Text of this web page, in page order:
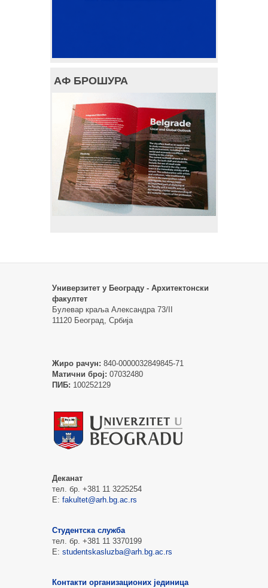
АФ БРОШУРА
Универзитет у Београду - Архитектонски
факултет
Булевар краља Александра 73/II
11120 Београд, Србија
Жиро рачун: 840-0000032849845-71
Матични број: 07032480
ПИБ: 100252129
Деканат
тел. бр. +381 11 3225254
Е: fakultet@arh.bg.ac.rs
Студентска служба
тел. бр. +381 11 3370199
Е: studentskasluzba@arh.bg.ac.rs
Контакти организационих јединица